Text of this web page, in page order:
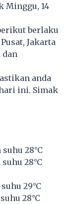
Minggu, 14
berlaku
Jakarta
dan
anda
ini. Simak
28°C
28°C
29°C
28°C